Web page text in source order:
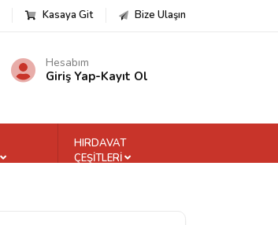
Kasaya Git Bize Ulaşın
Hesabım
Giriş Yap-Kayıt Ol
HIRDAVAT
ÇEŞİTLERİ